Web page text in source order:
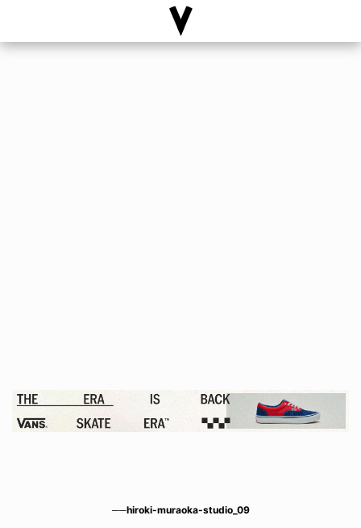
──hiroki-muraoka-studio_09